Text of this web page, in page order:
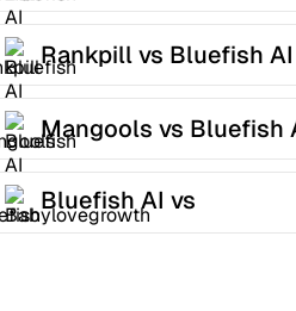
Rankpill vs Bluefish AI
Mangools vs Bluefish
Bluefish AI vs
Babylovegrowth